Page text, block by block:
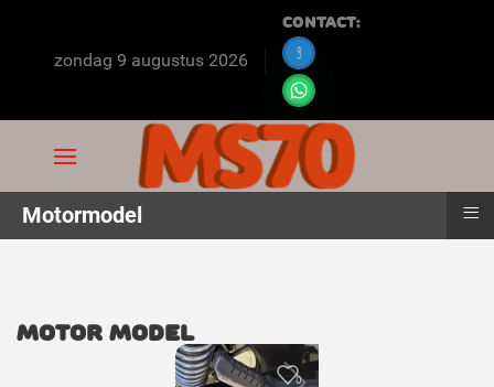
zondag 9 augustus 2026
Contact:
Motormodel ≡
Motor Model
0